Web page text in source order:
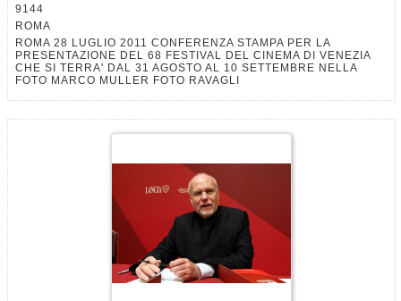
9144
ROMA
ROMA 28 LUGLIO 2011 CONFERENZA STAMPA PER LA
PRESENTAZIONE DEL 68 FESTIVAL DEL CINEMA DI VENEZIA
CHE SI TERRA' DAL 31 AGOSTO AL 10 SETTEMBRE NELLA
FOTO MARCO MULLER FOTO RAVAGLI